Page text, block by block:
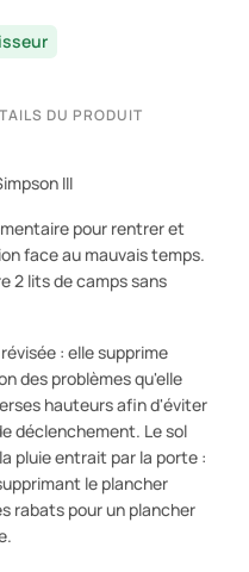
DU PRODUIT
III
pour rentrer et
face au mauvais temps.
2 lits de camps sans
: elle supprime
des problèmes qu'elle
hauteurs afin d'éviter
déclenchement. Le sol
pluie entrait par la porte :
le plancher
rabats pour un plancher